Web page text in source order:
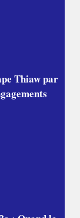
Thiaw par